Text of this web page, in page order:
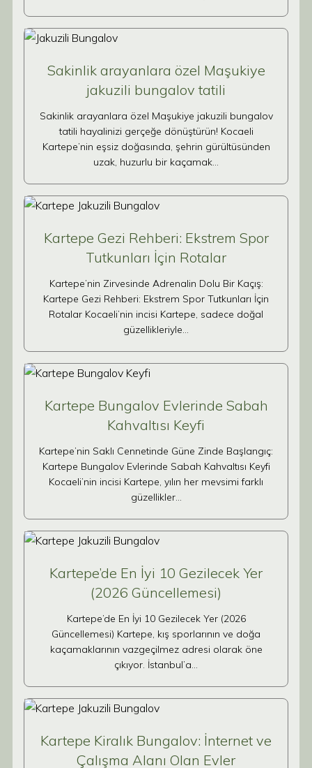
Sakinlik arayanlara özel Maşukiye
jakuzili bungalov tatili
Sakinlik arayanlara özel Maşukiye jakuzili bungalov
tatili hayalinizi gerçeğe dönüştürün! Kocaeli
Kartepe’nin eşsiz doğasında, şehrin gürültüsünden
uzak, huzurlu bir kaçamak…
Kartepe Gezi Rehberi: Ekstrem Spor
Tutkunları İçin Rotalar
Kartepe’nin Zirvesinde Adrenalin Dolu Bir Kaçış:
Kartepe Gezi Rehberi: Ekstrem Spor Tutkunları İçin
Rotalar Kocaeli’nin incisi Kartepe, sadece doğal
güzellikleriyle…
Kartepe Bungalov Evlerinde Sabah
Kahvaltısı Keyfi
Kartepe’nin Saklı Cennetinde Güne Zinde Başlangıç:
Kartepe Bungalov Evlerinde Sabah Kahvaltısı Keyfi
Kocaeli’nin incisi Kartepe, yılın her mevsimi farklı
güzellikler…
Kartepe’de En İyi 10 Gezilecek Yer
(2026 Güncellemesi)
Kartepe’de En İyi 10 Gezilecek Yer (2026
Güncellemesi) Kartepe, kış sporlarının ve doğa
kaçamaklarının vazgeçilmez adresi olarak öne
çıkıyor. İstanbul’a…
Kartepe Kiralık Bungalov: İnternet ve
Çalışma Alanı Olan Evler